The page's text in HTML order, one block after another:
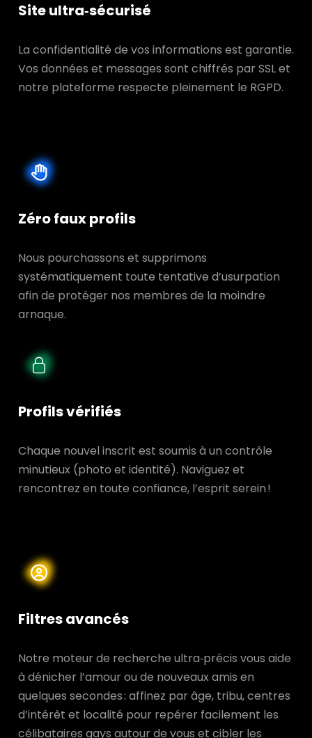
Site ultra‑sécurisé
La confidentialité de vos informations est garantie.
Vos données et messages sont chiffrés par SSL et
notre plateforme respecte pleinement le RGPD.
Zéro faux profils
Nous pourchassons et supprimons
systématiquement toute tentative d’usurpation
afin de protéger nos membres de la moindre
arnaque.
Profils vérifiés
Chaque nouvel inscrit est soumis à un contrôle
minutieux (photo et identité). Naviguez et
rencontrez en toute confiance, l’esprit serein !
Filtres avancés
Notre moteur de recherche ultra‑précis vous aide
à dénicher l’amour ou de nouveaux amis en
quelques secondes : affinez par âge, tribu, centres
d’intérêt et localité pour repérer facilement les
célibataires gays autour de vous et cibler les